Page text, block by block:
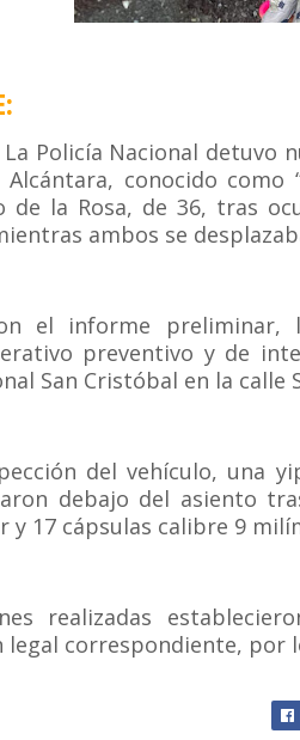
La Policía Nacional detuvo
Alcántara, conocido como
de la Rosa, de 36, tras
ambos se
el informe preliminar,
preventivo y de
San Cristóbal en la calle
del vehículo, una
debajo del asiento
y 17 cápsulas calibre 9
realizadas
legal correspondiente, por